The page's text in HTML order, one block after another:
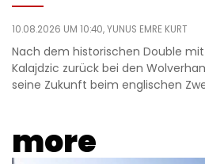
10.08.2026 UM 10:40,YUNUS EMRE KURT
Nach dem historischen Double mit
Kalajdzic zurück bei den
seine Zukunft beim englischen
more